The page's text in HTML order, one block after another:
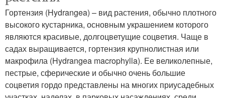
Гортензия (Hydrangea) – вид растения, обычно плотного
высокого кустарника, основным украшением которого
являются красивые, долгоцветущие соцветия. Чаще в
садах выращивается, гортензия крупнолистная или
макрофила (Hydrangea macrophylla). Ее великолепные,
пестрые, сферические и обычно очень большие
соцветия гордо представлены на многих приусадебных